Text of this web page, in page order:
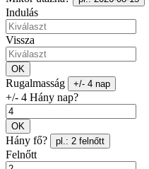
Indulás
Vissza
OK
Rugalmasság +/- 4 nap
+/- 4 Hány nap?
OK
Hány fő? pl.: 2 felnőtt
Felnőtt